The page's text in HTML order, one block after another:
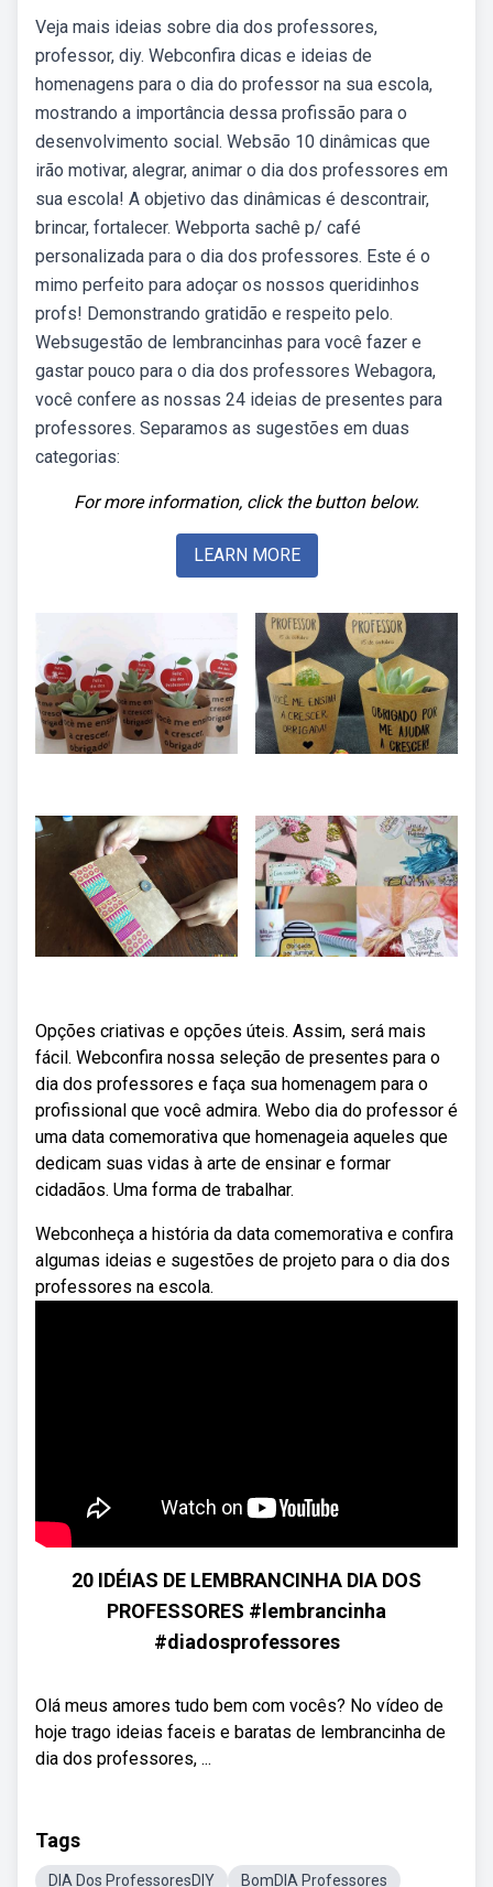
Veja mais ideias sobre dia dos professores,
professor, diy. Webconfira dicas e ideias de
homenagens para o dia do professor na sua escola,
mostrando a importância dessa profissão para o
desenvolvimento social. Websão 10 dinâmicas que
irão motivar, alegrar, animar o dia dos professores em
sua escola! A objetivo das dinâmicas é descontrair,
brincar, fortalecer. Webporta sachê p/ café
personalizada para o dia dos professores. Este é o
mimo perfeito para adoçar os nossos queridinhos
profs! Demonstrando gratidão e respeito pelo.
Websugestão de lembrancinhas para você fazer e
gastar pouco para o dia dos professores Webagora,
você confere as nossas 24 ideias de presentes para
professores. Separamos as sugestões em duas
categorias:
For more information, click the button below.
LEARN MORE
Opções criativas e opções úteis. Assim, será mais
fácil. Webconfira nossa seleção de presentes para o
dia dos professores e faça sua homenagem para o
profissional que você admira. Webo dia do professor é
uma data comemorativa que homenageia aqueles que
dedicam suas vidas à arte de ensinar e formar
cidadãos. Uma forma de trabalhar.
Webconheça a história da data comemorativa e confira
algumas ideias e sugestões de projeto para o dia dos
professores na escola.
20 IDÉIAS DE LEMBRANCINHA DIA DOS
PROFESSORES #lembrancinha
#diadosprofessores
Olá meus amores tudo bem com vocês? No vídeo de
hoje trago ideias faceis e baratas de lembrancinha de
dia dos professores, ...
Tags
DIA Dos ProfessoresDIY BomDIA Professores